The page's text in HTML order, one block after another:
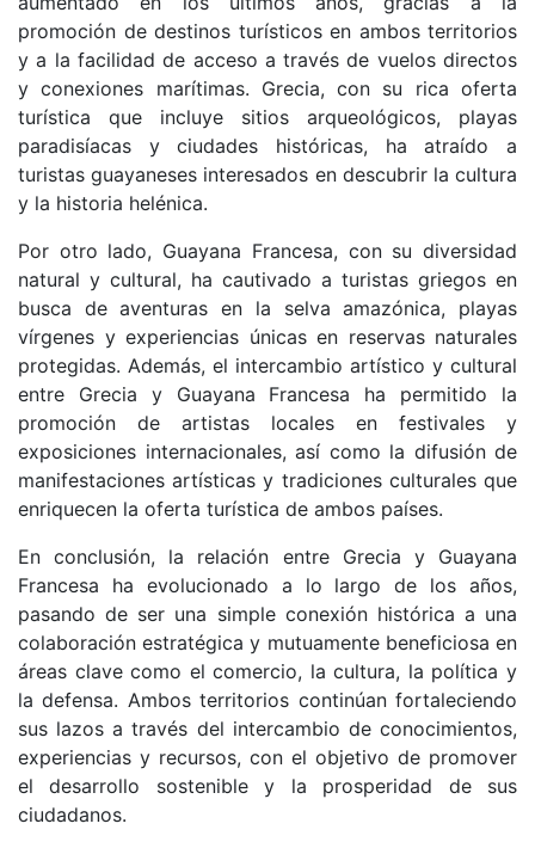
promoción de destinos turísticos en ambos territorios
y a la facilidad de acceso a través de vuelos directos
y conexiones marítimas. Grecia, con su rica oferta
turística que incluye sitios arqueológicos, playas
paradisíacas y ciudades históricas, ha atraído a
turistas guayaneses interesados en descubrir la cultura
y la historia helénica.
Por otro lado, Guayana Francesa, con su diversidad
natural y cultural, ha cautivado a turistas griegos en
busca de aventuras en la selva amazónica, playas
vírgenes y experiencias únicas en reservas naturales
protegidas. Además, el intercambio artístico y cultural
entre Grecia y Guayana Francesa ha permitido la
promoción de artistas locales en festivales y
exposiciones internacionales, así como la difusión de
manifestaciones artísticas y tradiciones culturales que
enriquecen la oferta turística de ambos países.
En conclusión, la relación entre Grecia y Guayana
Francesa ha evolucionado a lo largo de los años,
pasando de ser una simple conexión histórica a una
colaboración estratégica y mutuamente beneficiosa en
áreas clave como el comercio, la cultura, la política y
la defensa. Ambos territorios continúan fortaleciendo
sus lazos a través del intercambio de conocimientos,
experiencias y recursos, con el objetivo de promover
el desarrollo sostenible y la prosperidad de sus
ciudadanos.